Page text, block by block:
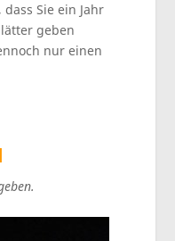
Sie ein Jahr
geben
nur einen